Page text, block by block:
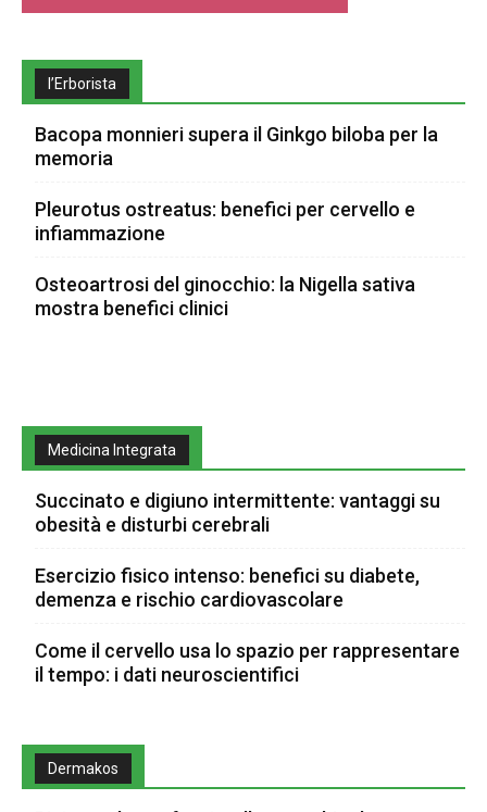
l’Erborista
Bacopa monnieri supera il Ginkgo biloba per la
memoria
Pleurotus ostreatus: benefici per cervello e
infiammazione
Osteoartrosi del ginocchio: la Nigella sativa
mostra benefici clinici
Medicina Integrata
Succinato e digiuno intermittente: vantaggi su
obesità e disturbi cerebrali
Esercizio fisico intenso: benefici su diabete,
demenza e rischio cardiovascolare
Come il cervello usa lo spazio per rappresentare
il tempo: i dati neuroscientifici
Dermakos